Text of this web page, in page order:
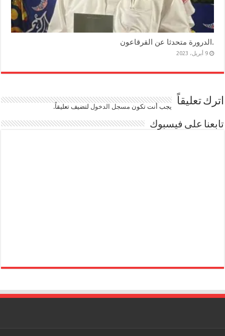
.الدرورة متحدثا عن القرقاعون
9 أبريل، 2023
اترك تعليقاً يجب أنت تكون مسجل الدخوللتضيف تعليقاً.
تابعنا على فيسبوك